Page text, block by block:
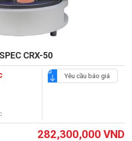
CRX-50
Yêu cầu báo giá
282,300,000 VND